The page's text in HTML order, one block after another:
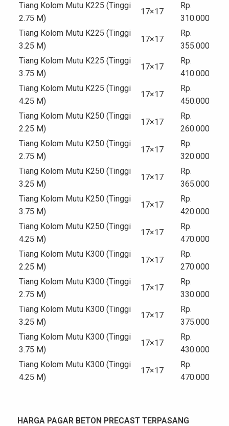
Tiang Kolom Mutu K225 (Tinggi
2.75 M)
17×17
Rp.
310.000
Tiang Kolom Mutu K225 (Tinggi
3.25 M)
17×17
Rp.
355.000
Tiang Kolom Mutu K225 (Tinggi
3.75 M)
17×17
Rp.
410.000
Tiang Kolom Mutu K225 (Tinggi
4.25 M)
17×17
Rp.
450.000
Tiang Kolom Mutu K250 (Tinggi
2.25 M)
17×17
Rp.
260.000
Tiang Kolom Mutu K250 (Tinggi
2.75 M)
17×17
Rp.
320.000
Tiang Kolom Mutu K250 (Tinggi
3.25 M)
17×17
Rp.
365.000
Tiang Kolom Mutu K250 (Tinggi
3.75 M)
17×17
Rp.
420.000
Tiang Kolom Mutu K250 (Tinggi
4.25 M)
17×17
Rp.
470.000
Tiang Kolom Mutu K300 (Tinggi
2.25 M)
17×17
Rp.
270.000
Tiang Kolom Mutu K300 (Tinggi
2.75 M)
17×17
Rp.
330.000
Tiang Kolom Mutu K300 (Tinggi
3.25 M)
17×17
Rp.
375.000
Tiang Kolom Mutu K300 (Tinggi
3.75 M)
17×17
Rp.
430.000
Tiang Kolom Mutu K300 (Tinggi
4.25 M)
17×17
Rp.
470.000
HARGA PAGAR BETON PRECAST TERPASANG